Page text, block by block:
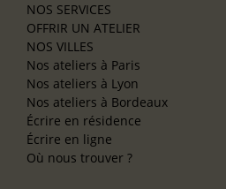
NOS SERVICES
OFFRIR UN ATELIER
NOS VILLES
Nos ateliers à Paris
Nos ateliers à Lyon
Nos ateliers à Bordeaux
Écrire en résidence
Écrire en ligne
Où nous trouver ?